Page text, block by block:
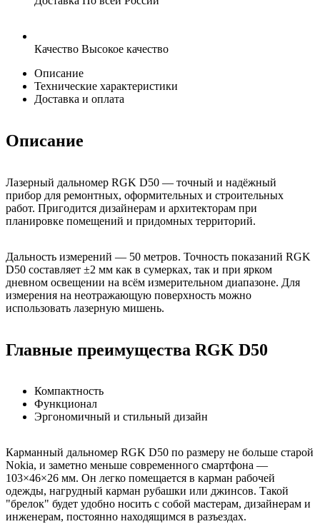
Качество Высокое качество
Описание
Технические характеристики
Доставка и оплата
Описание
Лазерный дальномер RGK D50 — точный и надёжный
прибор для ремонтных, оформительных и строительных
работ. Пригодится дизайнерам и архитекторам при
планировке помещений и придомных территорий.
Дальность измерений — 50 метров. Точность показаний RGK
D50 составляет ±2 мм как в сумерках, так и при ярком
дневном освещении на всём измерительном диапазоне. Для
измерения на неотражающую поверхность можно
использовать лазерную мишень.
Главные преимущества RGK D50
Компактность
Функционал
Эргономичный и стильный дизайн
Карманный дальномер RGK D50 по размеру не больше старой
Nokia, и заметно меньше современного смартфона —
103×46×26 мм. Он легко помещается в карман рабочей
одежды, нагрудный карман рубашки или джинсов. Такой
"брелок" будет удобно носить с собой мастерам, дизайнерам и
инженерам, постоянно находящимся в разъездах.